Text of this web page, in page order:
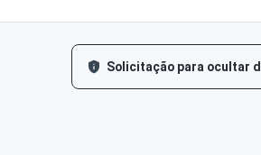
Solicitação para ocultar